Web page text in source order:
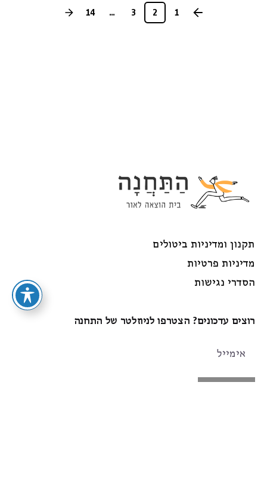
הוא:
1
2
3
...
14
תקנון ומדיניות ביטולים
מדיניות פרטיות
הסדרי נגישות
רוצים עדכונים? הצטרפו לניוזלטר של התחנה